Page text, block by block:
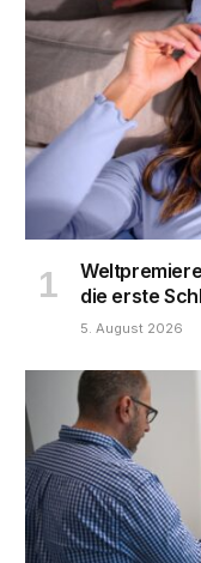
die erste
5. August 2026